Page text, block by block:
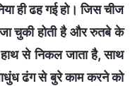
ही ढह गई हो। जिस चीज
जा चुकी होती है और रुतबे के
से निकल जाता है, साथ
ढंग से बुरे काम करने को